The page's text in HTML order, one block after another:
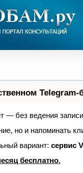
Telegram-
— без ведения
но и напоминать
вариант: сервис
бесплатно.